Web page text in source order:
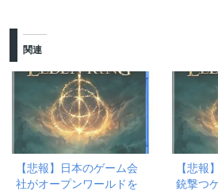
関連
【悲報】日本のゲーム会
社がオープンワールドを
【悲報
銃撃つ